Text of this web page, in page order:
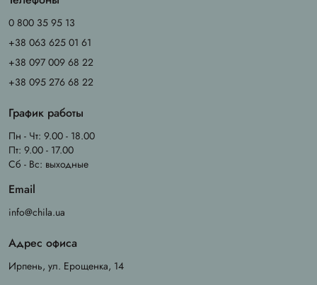
0 800 35 95 13
+38 063 625 01 61
+38 097 009 68 22
+38 095 276 68 22
График работы
Пн - Чт: 9.00 - 18.00
Пт: 9.00 - 17.00
Сб - Вс: выходные
Email
info@chila.ua
Адрес офиса
Ирпень, ул. Ерощенка, 14